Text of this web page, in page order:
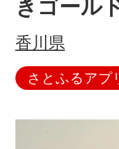
きゴール
香川県
さとふるアプ